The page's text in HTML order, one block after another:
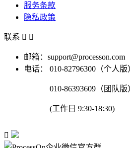
服务条款
隐私政策
联系  
邮箱：support@processon.com
电话：
010-82796300（个人版）
010-86393609（团队版）
(工作日 9:30-18:30)
